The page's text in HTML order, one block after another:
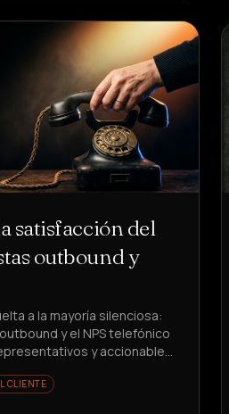
satisfacción del
outbound y
a la mayoría silenciosa:
y el NPS telefónico
y accionables.
CLIENTE